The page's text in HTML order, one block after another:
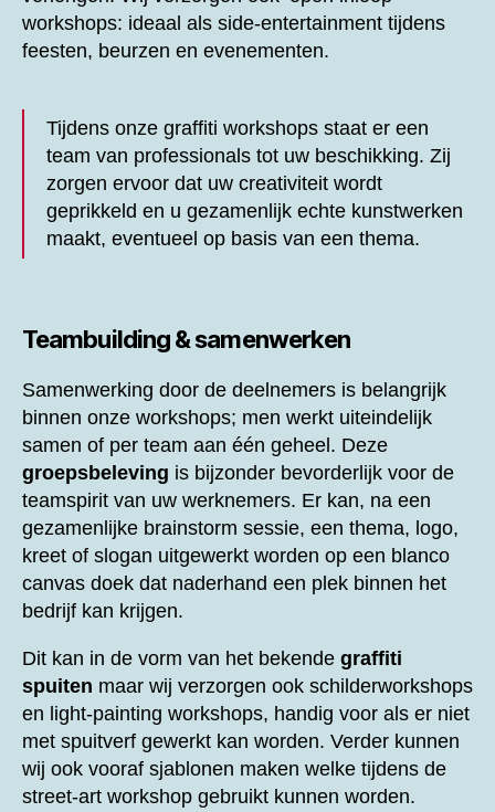
workshops: ideaal als side-entertainment tijdens
feesten, beurzen en evenementen.
Tijdens onze graffiti workshops staat er een
team van professionals tot uw beschikking. Zij
zorgen ervoor dat uw creativiteit wordt
geprikkeld en u gezamenlijk echte kunstwerken
maakt, eventueel op basis van een thema.
Teambuilding & samenwerken
Samenwerking door de deelnemers is belangrijk
binnen onze workshops; men werkt uiteindelijk
samen of per team aan één geheel. Deze
groepsbeleving is bijzonder bevorderlijk voor de
teamspirit van uw werknemers. Er kan, na een
gezamenlijke brainstorm sessie, een thema, logo,
kreet of slogan uitgewerkt worden op een blanco
canvas doek dat naderhand een plek binnen het
bedrijf kan krijgen.
Dit kan in de vorm van het bekende graffiti
spuiten maar wij verzorgen ook schilderworkshops
en light-painting workshops, handig voor als er niet
met spuitverf gewerkt kan worden. Verder kunnen
wij ook vooraf sjablonen maken welke tijdens de
street-art workshop gebruikt kunnen worden.